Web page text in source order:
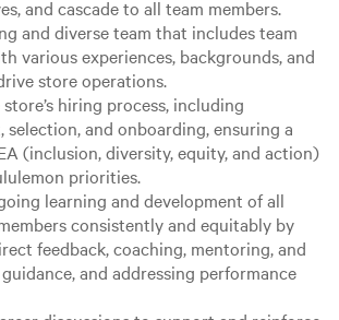
and cascade to all team members.
and diverse team that includes team
various experiences, backgrounds, and
store operations.
hiring process, including
selection, and onboarding, ensuring a
(inclusion, diversity, equity, and action)
priorities.
learning and development of all
consistently and equitably by
feedback, coaching, mentoring, and
and addressing performance